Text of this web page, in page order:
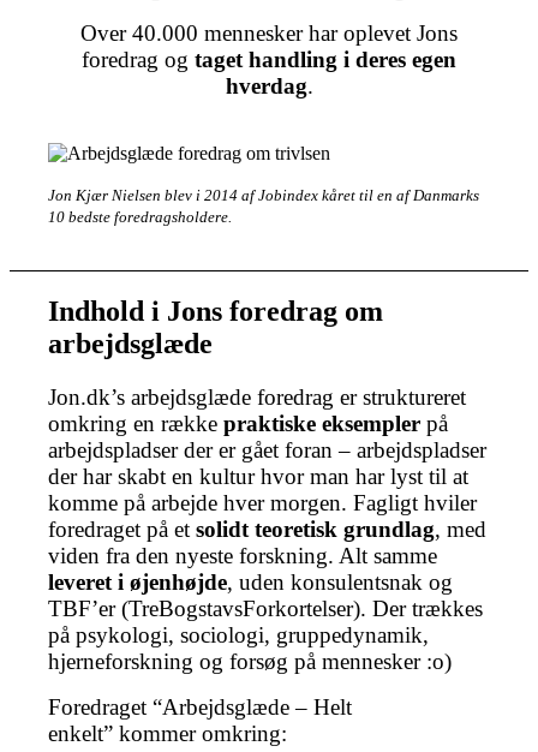
Over 40.000 mennesker har oplevet Jons
foredrag og taget handling i deres egen
hverdag.
Jon Kjær Nielsen blev i 2014 af Jobindex kåret til en af Danmarks
10 bedste foredragsholdere.
Indhold i Jons foredrag om
arbejdsglæde
Jon.dk’s arbejdsglæde foredrag er struktureret
omkring en række praktiske eksempler på
arbejdspladser der er gået foran – arbejdspladser
der har skabt en kultur hvor man har lyst til at
komme på arbejde hver morgen. Fagligt hviler
foredraget på etsolidt teoretisk grundlag, med
viden fra den nyeste forskning. Alt samme
leveret i øjenhøjde, uden konsulentsnak og
TBF’er (TreBogstavsForkortelser). Der trækkes
på psykologi, sociologi, gruppedynamik,
hjerneforskning og forsøg på mennesker :o)
Foredraget “Arbejdsglæde – Helt
enkelt” kommer omkring: